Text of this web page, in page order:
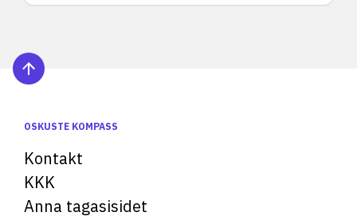
OSKUSTE KOMPASS
Kontakt
KKK
Anna tagasisidet